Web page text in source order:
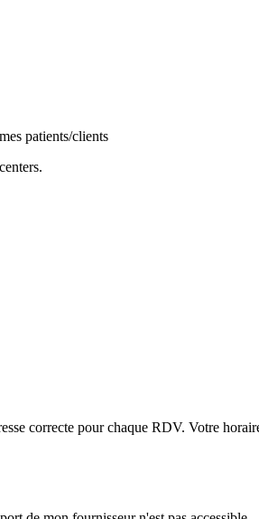
patients/clients
correcte pour chaque RDV. Votre